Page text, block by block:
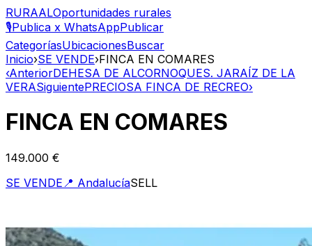
RURAALOportunidades rurales
🎙️Publica x WhatsAppPublicar
CategoríasUbicacionesBuscar
Inicio›SE VENDE›FINCA EN COMARES
‹AnteriorDEHESA DE ALCORNOQUES. JARAÍZ DE LA
VERASiguientePRECIOSA FINCA DE RECREO›
FINCA EN COMARES
149.000 €
SE VENDE 📍 AndalucíaSELL